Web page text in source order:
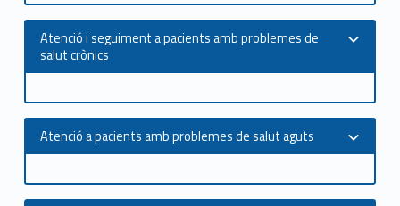
Atenció i seguiment a pacients amb problemes de
salut crònics
Atenció a pacients amb problemes de salut aguts